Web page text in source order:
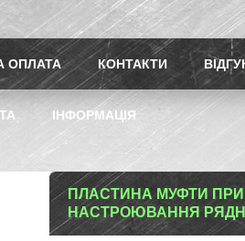
ОПЛАТА КОНТАКТИ
ІНФОРМАЦІЯ
ПЛАСТИНА МУФТИ
НАСТРОЮВАННЯ